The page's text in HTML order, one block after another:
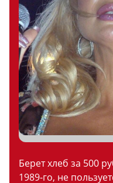
Берет хлеб за 500
1989-го, не